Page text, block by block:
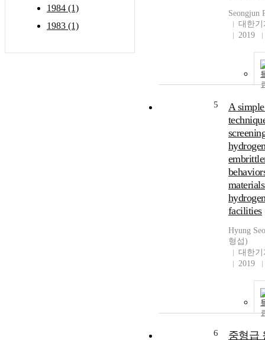
1984 (1)
1983 (1)
Seongjun
대한
2019
5
A
facilities
Hyung
형섭)
대한
2019
6
중형급